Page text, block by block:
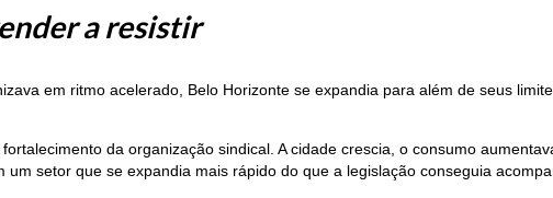
a resistir
em ritmo acelerado, Belo Horizonte se expandia para além de seus
da organização sindical. A cidade crescia, o consumo
setor que se expandia mais rápido do que a legislação conseguia